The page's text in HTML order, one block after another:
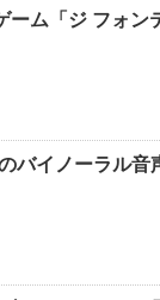
ーム「ジ フォ
バイノーラル